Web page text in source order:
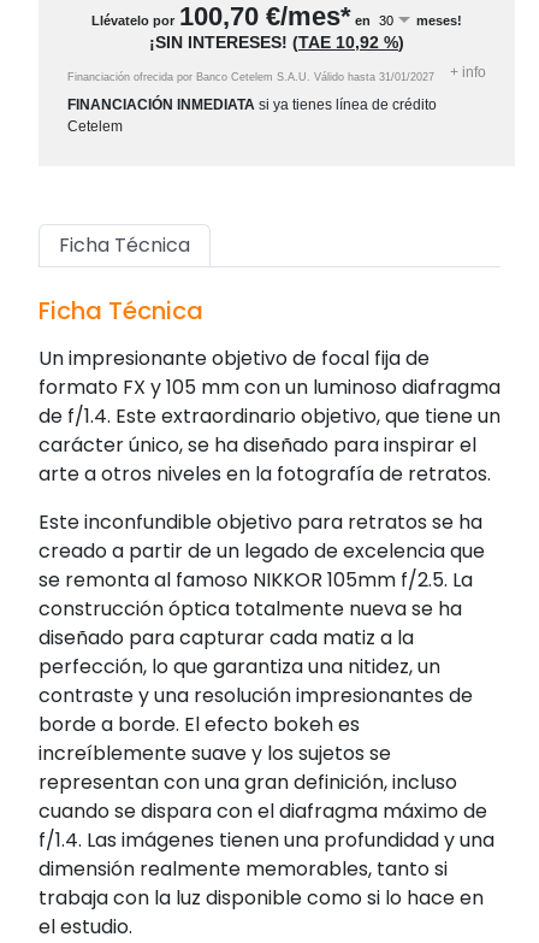
Llévatelo por 100,70 €/mes* en meses!
¡SIN INTERESES! (TAE 10,92 %)
Financiación ofrecida por Banco Cetelem S.A.U. Válido hasta 31/01/2027 + info
FINANCIACIÓN INMEDIATA si ya tienes línea de crédito
Cetelem
Ficha Técnica
Ficha Técnica
Un impresionante objetivo de focal fija de
formato FX y 105 mm con un luminoso diafragma
de f/1.4. Este extraordinario objetivo, que tiene un
carácter único, se ha diseñado para inspirar el
arte a otros niveles en la fotografía de retratos.
Este inconfundible objetivo para retratos se ha
creado a partir de un legado de excelencia que
se remonta al famoso NIKKOR 105mm f/2.5. La
construcción óptica totalmente nueva se ha
diseñado para capturar cada matiz a la
perfección, lo que garantiza una nitidez, un
contraste y una resolución impresionantes de
borde a borde. El efecto bokeh es
increíblemente suave y los sujetos se
representan con una gran definición, incluso
cuando se dispara con el diafragma máximo de
f/1.4. Las imágenes tienen una profundidad y una
dimensión realmente memorables, tanto si
trabaja con la luz disponible como si lo hace en
el estudio.